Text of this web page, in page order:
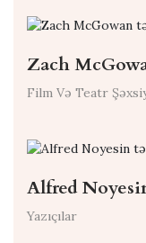
Zach
Film Və Teatr
Alfred
Yazıçılar